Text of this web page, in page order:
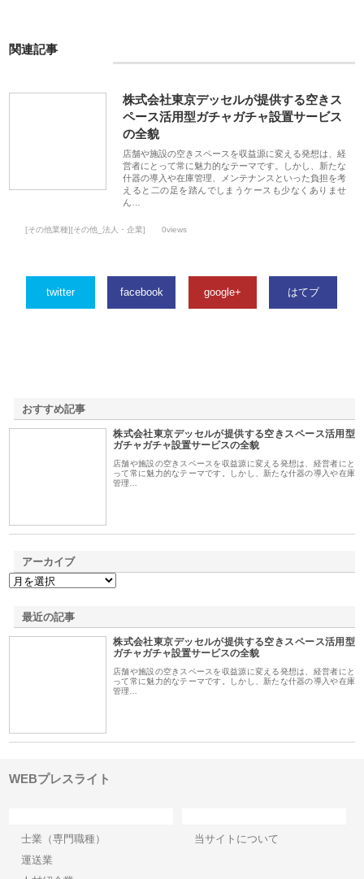
関連記事
株式会社東京デッセルが提供する空きス
ペース活用型ガチャガチャ設置サービス
の全貌
店舗や施設の空きスペースを収益源に変える発想は、経
営者にとって常に魅力的なテーマです。しかし、新たな
什器の導入や在庫管理、メンテナンスといった負担を考
えると二の足を踏んでしまうケースも少なくありませ
ん…
[その他業種][その他_法人・企業] 0views
twitter facebook google+ はてブ
おすすめ記事
株式会社東京デッセルが提供する空きスペース活用型
ガチャガチャ設置サービスの全貌
店舗や施設の空きスペースを収益源に変える発想は、経営者にと
って常に魅力的なテーマです。しかし、新たな什器の導入や在庫
管理…
アーカイブ
最近の記事
株式会社東京デッセルが提供する空きスペース活用型
ガチャガチャ設置サービスの全貌
店舗や施設の空きスペースを収益源に変える発想は、経営者にと
って常に魅力的なテーマです。しかし、新たな什器の導入や在庫
管理…
WEBプレスライト
士業（専門職種）
運送業
当サイトについて